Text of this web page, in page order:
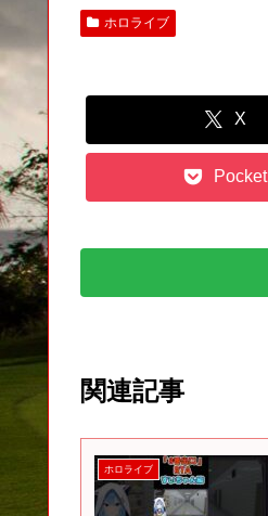
ホロライブ
X
Pocket
関連記事
ホロライブ